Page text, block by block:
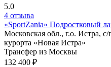
5.0
4 отзыва
«SportZania» Подростковый
Московская обл., г.о. Истра,
курорта «Новая Истра»
Трансфер из Москвы
132 400 ₽